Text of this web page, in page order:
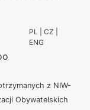
PL | CZ |
ENG
z NIW-
Obywatelskich